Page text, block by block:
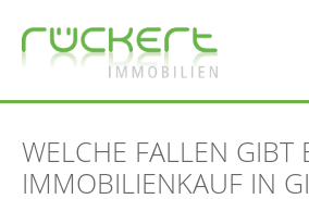
WELCHE FALLEN GIBT
IMMOBILIENKAUF IN